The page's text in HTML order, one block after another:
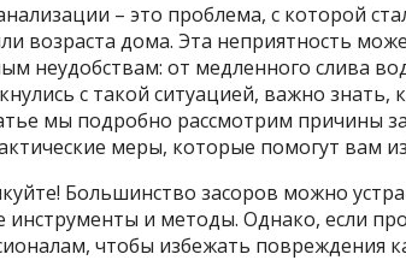
– это проблема, с которой
возраста дома. Эта неприятность
неудобствам: от медленного слива
с такой ситуацией, важно
мы подробно рассмотрим причины
меры, которые помогут вам
Большинство засоров можно
инструменты и методы. Однако, если
чтобы избежать повреждения